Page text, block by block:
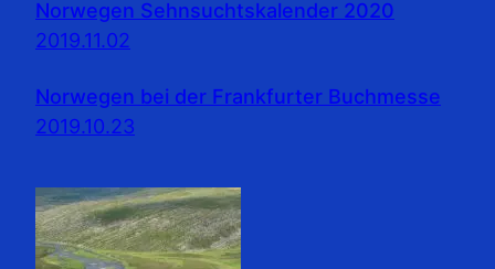
Norwegen Sehnsuchtskalender 2020
2019.11.02
Norwegen bei der Frankfurter Buchmesse
2019.10.23